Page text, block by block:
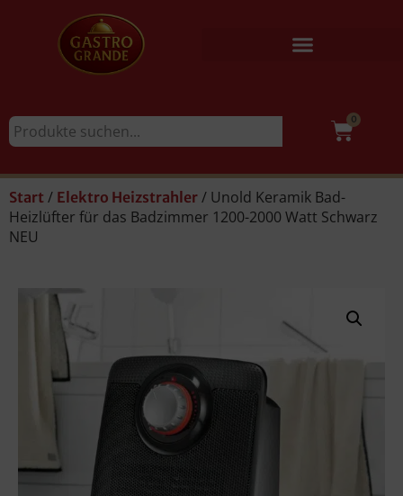
0
Start / Elektro Heizstrahler / Unold Keramik Bad-
Heizlüfter für das Badzimmer 1200-2000 Watt Schwarz
NEU